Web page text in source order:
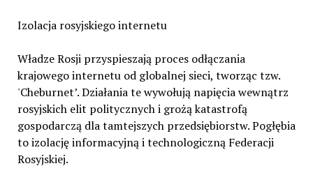
Izolacja rosyjskiego internetu
Władze Rosji przyspieszają proces odłączania
krajowego internetu od globalnej sieci, tworząc tzw.
'Cheburnet’. Działania te wywołują napięcia wewnątrz
rosyjskich elit politycznych i grożą katastrofą
gospodarczą dla tamtejszych przedsiębiorstw. Pogłębia
to izolację informacyjną i technologiczną Federacji
Rosyjskiej.